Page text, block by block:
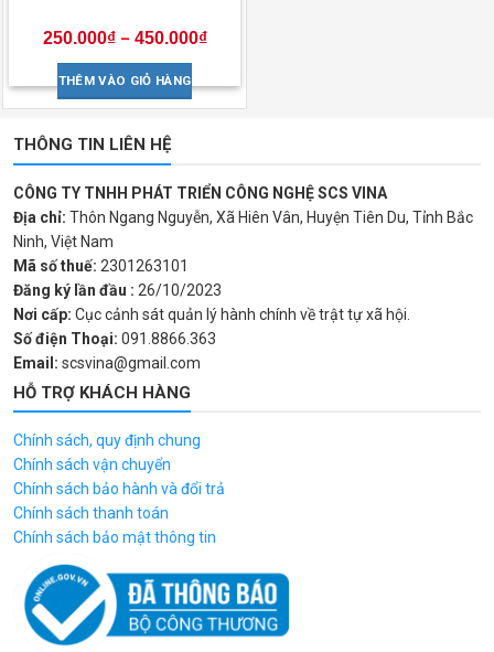
250.000₫– 450.000₫
THÊM VÀO GIỎ HÀNG
THÔNG TIN LIÊN HỆ
CÔNG TY TNHH PHÁT TRIỂN CÔNG NGHỆ SCS VINA
Địa chỉ: Thôn Ngang Nguyễn, Xã Hiên Vân, Huyện Tiên Du, Tỉnh Bắc
Ninh, Việt Nam
Mã số thuế: 2301263101
Đăng ký lần đầu : 26/10/2023
Nơi cấp: Cục cảnh sát quản lý hành chính về trật tự xã hội.
Số điện Thoại: 091.8866.363
Email: scsvina@gmail.com
HỖ TRỢ KHÁCH HÀNG
Chính sách, quy định chung
Chính sách vận chuyển
Chính sách bảo hành và đổi trả
Chính sách thanh toán
Chính sách bảo mật thông tin